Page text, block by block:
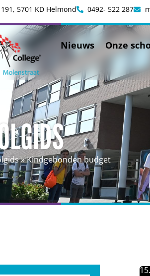
5701 KD Helmond 0492- 522 287
Nieuws Onze
»Kindgebonden budget